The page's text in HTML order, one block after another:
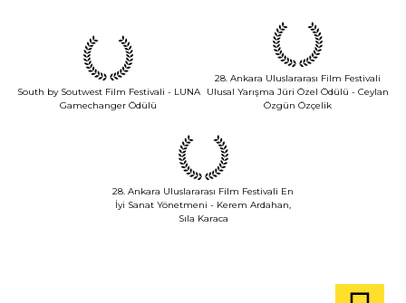
South by Soutwest Film Festivali - LUNA
Gamechanger Ödülü​
28. Ankara Uluslararası Film Festivali
Ulusal Yarışma​ Jüri Özel Ödülü​ - Ceylan
Özgün Özçelik
28. Ankara Uluslararası Film Festivali En
İyi Sanat Yönetmeni ​- Kerem Ardahan,
Sıla Karaca